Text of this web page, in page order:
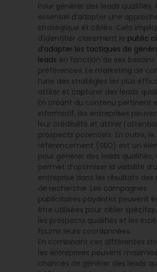
Pour générer des leads qualifiés,
essentiel d’adopter une
stratégique et ciblée. Cela
d’identifier clairement le public
d’adapter les tactiques de
leads en fonction de ses besoins
préférences. Le marketing de
l’une des stratégies les plus
attirer et capturer des leads
En créant du contenu pertinent
informatif, les entreprises
leur crédibilité et attirer
prospects potentiels. En outre, le
référencement (SEO) est un
pour générer des leads qualifiés,
permet d’optimiser la visibilité
entreprise dans les résultats des
de recherche. Les campagnes
publicitaires payantes peuvent
être utilisées pour cibler
les prospects qualifiés et les
fournir leurs coordonnées.
En combinant ces différentes
les entreprises peuvent
chances de générer des leads